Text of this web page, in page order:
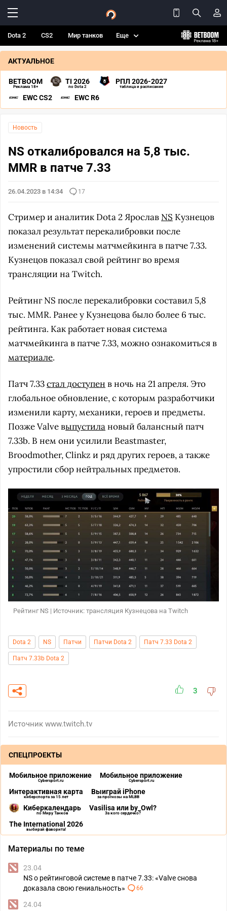
Dota 2 CS2 Мир танков Еще
АКТУАЛЬНОЕ
BETBOOM
Реклама 18+
TI 2026
по Dota 2
РПЛ 2026-2027
таблица и расписание
EWC CS2 EWC R6
Новость
NS откалибровался на 5,8 тыс.
MMR в патче 7.33
26.04.2023 в 14:34 17
Стример и аналитик Dota 2 Ярослав NS Кузнецов
показал результат перекалибровки после
изменений системы матчмейкинга в патче 7.33.
Кузнецов показал свой рейтинг во время
трансляции на Twitch.
Рейтинг NS после перекалибровки составил 5,8
тыс. MMR. Ранее у Кузнецова было более 6 тыс.
рейтинга. Как работает новая система
матчмейкинга в патче 7.33, можно ознакомиться в
материале.
Патч 7.33стал доступен в ночь на 21 апреля. Это
глобальное обновление, с которым разработчики
изменили карту, механики, героев и предметы.
Позже Valve выпустилановый балансный патч
7.33b. В нем они усилили Beastmaster,
Broodmother, Clinkz и ряд других героев, а также
упростили сбор нейтральных предметов.
Рейтинг NS | Источник: трансляция Кузнецова на Twitch
Dota 2 NS Патчи Патчи Dota 2 Патч 7.33 Dota 2
Патч 7.33b Dota 2
3
Источник www.twitch.tv
СПЕЦПРОЕКТЫ
Мобильное приложение
Cybersport.ru
Мобильное приложение
Cybersport.ru
Интерактивная карта
киберспорта за 15 лет
Выиграй iPhone
за прогнозы на MLBB
Киберкалендарь
по Миру Танков
Vasilisa или by_Owl?
За кого сердечко?
The International 2026
выбирай фаворита!
Материалы по теме
23.04
NS о рейтинговой системе в патче 7.33: «Valve снова
доказала свою гениальность»
66
24.04